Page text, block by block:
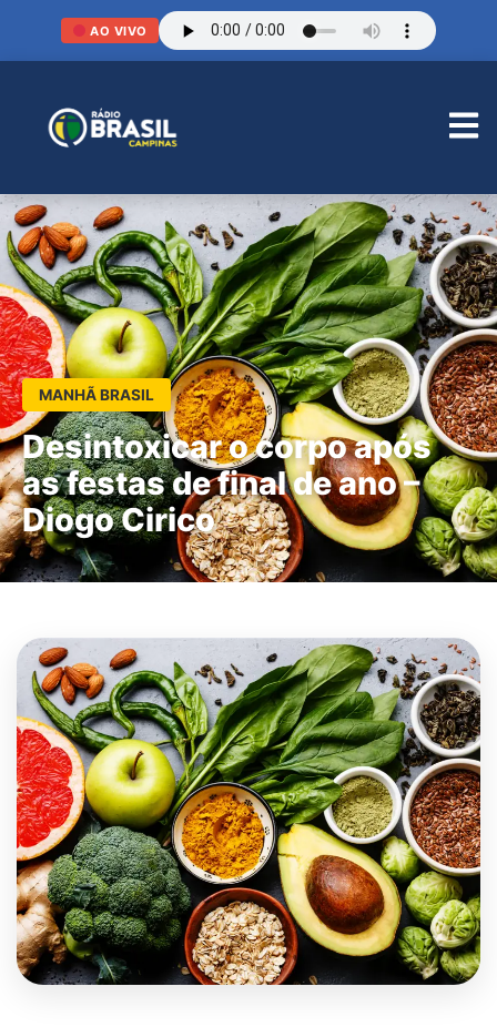
AO VIVO
MANHÃ BRASIL
Desintoxicar o corpo após
as festas de final de ano –
Diogo Cirico